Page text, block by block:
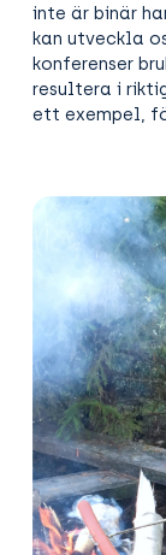
inte är binär
kan utveckla
konferenser
resultera i
ett exempel,